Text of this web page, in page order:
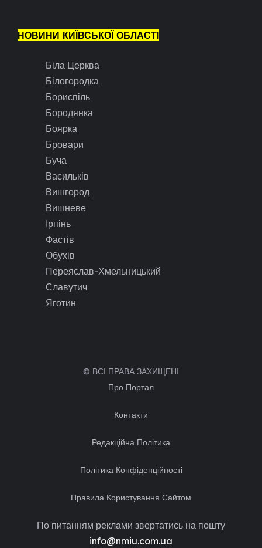
НОВИНИ КИЇВСЬКОЇ ОБЛАСТІ
Біла Церква
Білогородка
Бориспіль
Бородянка
Боярка
Бровари
Буча
Васильків
Вишгород
Вишневе
Ірпінь
Фастів
Обухів
Переяслав-Хмельницький
Славутич
Яготин
© ВСІ ПРАВА ЗАХИЩЕНІ
Про Портал
Контакти
Редакційна Політика
Політика Конфіденційності
Правила Користування Сайтом
По питанням реклами звертатись на пошту
info@nmiu.com.ua